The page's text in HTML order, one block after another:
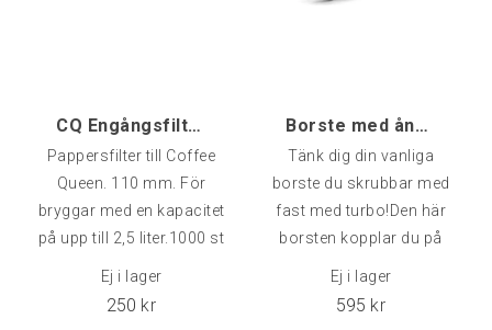
CQ Engångsfilter 110 mm - 1000 st
Pappersfilter till Coffee
Queen. 110 mm. För
bryggar med en kapacitet
på upp till 2,5 liter.1000 st
filter.
Ej i lager
250 kr
Borste med ångrengöring, Rostfri/Silicon
Tänk dig din vanliga
borste du skrubbar med
fast med turbo!Den här
borsten kopplar du på
ångröret och får på så
Ej i lager
595 kr